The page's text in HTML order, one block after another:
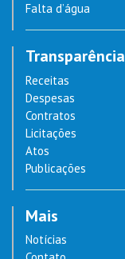
Falta d’água
Transparência
Receitas
Despesas
Contratos
Licitações
Atos
Publicações
Mais
Notícias